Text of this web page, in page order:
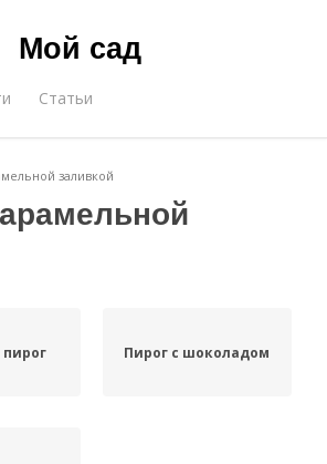
Мой сад
Статьи
заливкой
Пирог с шоколадом